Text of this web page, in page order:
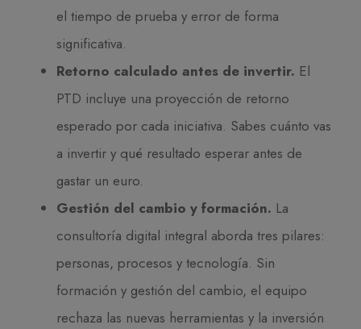
el tiempo de prueba y error de forma
significativa.
Retorno calculado antes de invertir. El
PTD incluye una proyección de retorno
esperado por cada iniciativa. Sabes cuánto vas
a invertir y qué resultado esperar antes de
gastar un euro.
Gestión del cambio y formación. La
consultoría digital integral aborda tres pilares:
personas, procesos y tecnología. Sin
formación y gestión del cambio, el equipo
rechaza las nuevas herramientas y la inversión